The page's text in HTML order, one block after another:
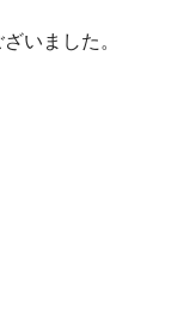
いました。